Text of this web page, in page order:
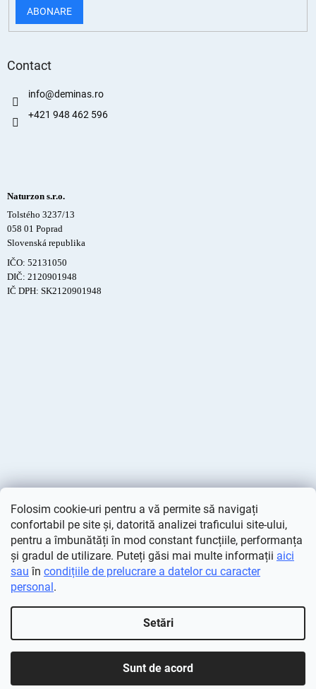
Folosim cookie-uri pentru a vă permite să navigați
confortabil pe site și, datorită analizei traficului site-ului,
pentru a îmbunătăți în mod constant funcțiile, performanța
și gradul de utilizare. Puteți găsi mai multe informații aici
sau în condițiile de prelucrare a datelor cu caracter
personal.
Setări
Sunt de acord
ABONARE
Contact
info@deminas.ro
+421 948 462 596
Naturzon s.r.o.
Tolstého 3237/13
058 01 Poprad
Slovenská republika
IČO: 52131050
DIČ: 2120901948
IČ DPH: SK2120901948